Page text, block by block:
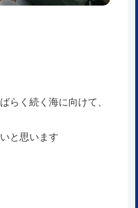
らく続く海に向けて、
と思います